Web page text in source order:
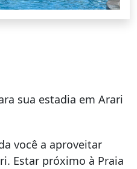
sua estadia em Arari
você a aproveitar
Estar próximo à Praia